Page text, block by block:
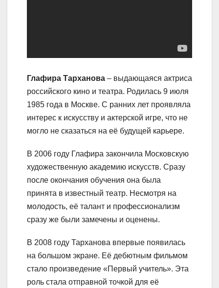
Глафира Тарханова – выдающаяся актриса
российского кино и театра. Родилась 9 июля
1985 года в Москве. С ранних лет проявляла
интерес к искусству и актерской игре, что не
могло не сказаться на её будущей карьере.
В 2006 году Глафира закончила Московскую
художественную академию искусств. Сразу
после окончания обучения она была
принята в известный театр. Несмотря на
молодость, её талант и профессионализм
сразу же были замечены и оценены.
В 2008 году Тарханова впервые появилась
на большом экране. Её дебютным фильмом
стало произведение «Первый учитель». Эта
роль стала отправной точкой для её